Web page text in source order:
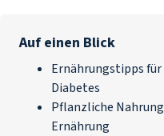
Auf einen Blick
Ernährungstipps
Diabetes
Pflanzliche
Ernährung